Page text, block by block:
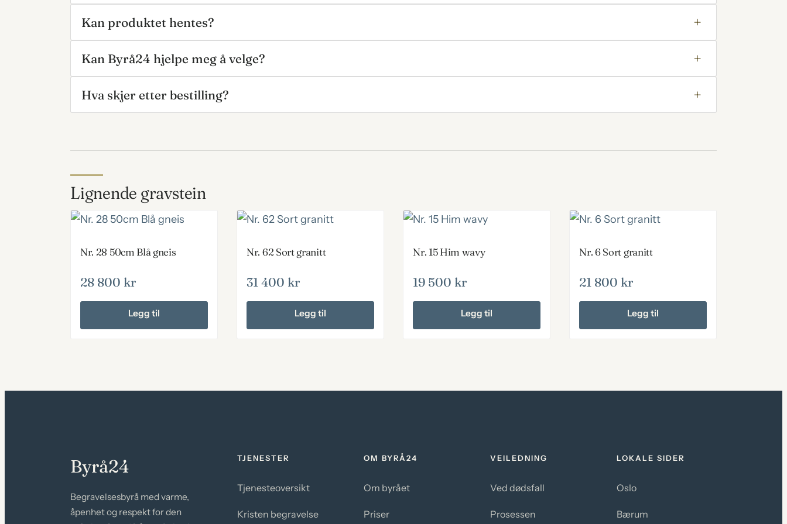
Kan produktet hentes?
Kan Byrå24 hjelpe meg å velge?
Hva skjer etter bestilling?
Lignende gravstein
Nr. 28 50cm Blå gneis
28 800 kr
Legg til
Nr. 62 Sort granitt
31 400 kr
Legg til
Nr. 15 Him wavy
19 500 kr
Legg til
Nr. 6 Sort granitt
21 800 kr
Legg til
Byrå24
Begravelsesbyrå med varme,
åpenhet og respekt for den
TJENESTER
Tjenesteoversikt
Kristen begravelse
OM BYRÅ24
Om byrået
Priser
VEILEDNING
Ved dødsfall
Prosessen
LOKALE SIDER
Oslo
Bærum